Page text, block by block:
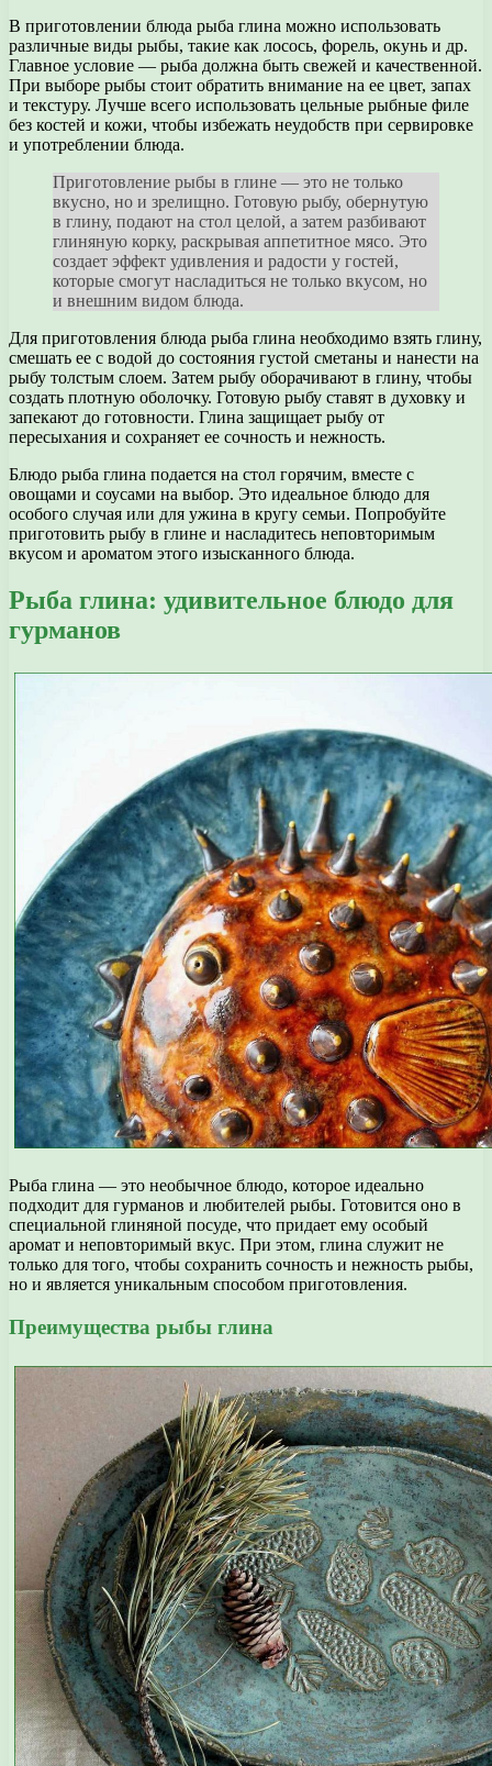
В приготовлении блюда рыба глина можно использовать
различные виды рыбы, такие как лосось, форель, окунь и др.
Главное условие — рыба должна быть свежей и качественной.
При выборе рыбы стоит обратить внимание на ее цвет, запах
и текстуру. Лучше всего использовать цельные рыбные филе
без костей и кожи, чтобы избежать неудобств при сервировке
и употреблении блюда.
Приготовление рыбы в глине — это не только
вкусно, но и зрелищно. Готовую рыбу, обернутую
в глину, подают на стол целой, а затем разбивают
глиняную корку, раскрывая аппетитное мясо. Это
создает эффект удивления и радости у гостей,
которые смогут насладиться не только вкусом, но
и внешним видом блюда.
Для приготовления блюда рыба глина необходимо взять глину,
смешать ее с водой до состояния густой сметаны и нанести на
рыбу толстым слоем. Затем рыбу оборачивают в глину, чтобы
создать плотную оболочку. Готовую рыбу ставят в духовку и
запекают до готовности. Глина защищает рыбу от
пересыхания и сохраняет ее сочность и нежность.
Блюдо рыба глина подается на стол горячим, вместе с
овощами и соусами на выбор. Это идеальное блюдо для
особого случая или для ужина в кругу семьи. Попробуйте
приготовить рыбу в глине и насладитесь неповторимым
вкусом и ароматом этого изысканного блюда.
Рыба глина: удивительное блюдо для
гурманов
Рыба глина — это необычное блюдо, которое идеально
подходит для гурманов и любителей рыбы. Готовится оно в
специальной глиняной посуде, что придает ему особый
аромат и неповторимый вкус. При этом, глина служит не
только для того, чтобы сохранить сочность и нежность рыбы,
но и является уникальным способом приготовления.
Преимущества рыбы глина